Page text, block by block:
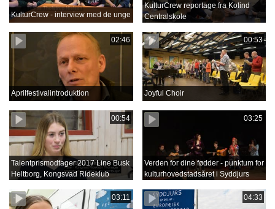
KulturCrew - interview med de unge
KulturCrew reportage fra Kolind
Centralskole
02:46
Aprilfestivalintroduktion
00:53
Joyful Choir
00:54
Talentprismodtager 2017 Line Busk
Heltborg, Kongsvad Rideklub
03:25
Verden for dine fødder - punktum for
kulturhovedstadsåret i Syddjurs
03:11 04:33